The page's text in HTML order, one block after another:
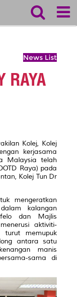
News List
RAYA
Kolej, Kolej
kerjasama
Malaysia telah
Raya) pada
Kolej Tun Dr
mengeratkan
kalangan
dan Majlis
aktiviti-
turut memupuk
antara satu
manis
sama di